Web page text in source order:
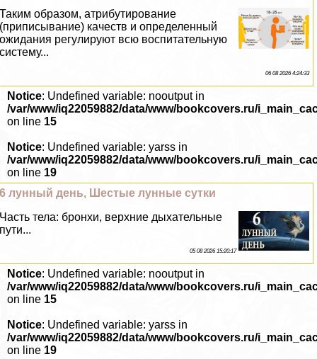
Таким образом, атрибутирование
(приписывание) качеств и определенный
ожидания регулируют всю воспитательную
систему...
06 08 2026 4:24:33
Notice: Undefined variable: nooutput in
/var/www/iq22059882/data/www/bookcovers.ru/
on line 15
Notice: Undefined variable: yarss in
/var/www/iq22059882/data/www/bookcovers.ru/
on line 19
6 лунный день, Шестые лунные сутки
Часть тела: бронхи, верхние дыхательные
пути...
05 08 2026 15:20:17
Notice: Undefined variable: nooutput in
/var/www/iq22059882/data/www/bookcovers.ru/
on line 15
Notice: Undefined variable: yarss in
/var/www/iq22059882/data/www/bookcovers.ru/
on line 19